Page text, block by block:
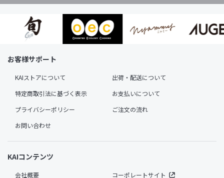
お客様サポート
KAIストアについて
出荷・配送について
特定商取引法に基づく表示
お支払いについて
プライバシーポリシー
ご注文の流れ
お問い合わせ
KAIコンテンツ
会社概要 コーポレートサイト